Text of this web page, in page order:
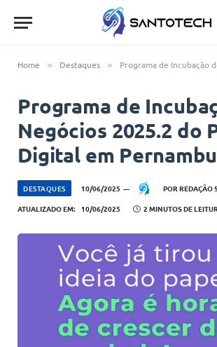
Home » Destaques » Programa de Incubação de Negócios
Programa de
Negócios 2025.2 do
Digital em
DESTAQUES 10/06/2025 POR REDAÇÃO
ATUALIZADO EM: 10/06/2025 2 MINUTOS DE